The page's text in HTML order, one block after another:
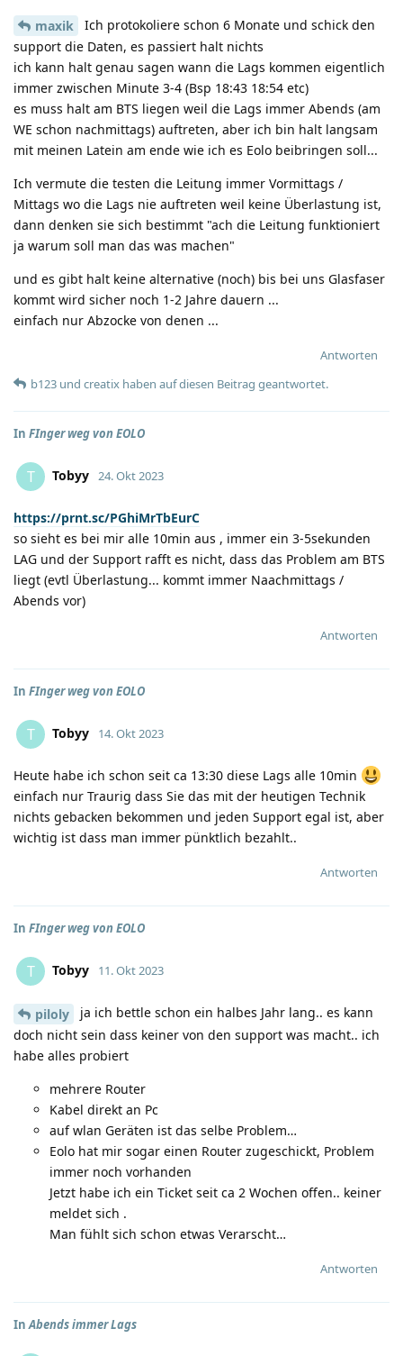
maxik
Ich protokoliere schon 6 Monate und schick den
support die Daten, es passiert halt nichts
ich kann halt genau sagen wann die Lags kommen eigentlich
immer zwischen Minute 3-4 (Bsp 18:43 18:54 etc)
es muss halt am BTS liegen weil die Lags immer Abends (am
WE schon nachmittags) auftreten, aber ich bin halt langsam
mit meinen Latein am ende wie ich es Eolo beibringen soll...
Ich vermute die testen die Leitung immer Vormittags /
Mittags wo die Lags nie auftreten weil keine Überlastung ist,
dann denken sie sich bestimmt "ach die Leitung funktioniert
ja warum soll man das was machen"
und es gibt halt keine alternative (noch) bis bei uns Glasfaser
kommt wird sicher noch 1-2 Jahre dauern ...
einfach nur Abzocke von denen ...
Antworten
b123 und creatix haben auf diesen Beitrag geantwortet.
In FInger weg von EOLO
T Tobyy 24. Okt 2023
https://prnt.sc/PGhiMrTbEurC
so sieht es bei mir alle 10min aus , immer ein 3-5sekunden
LAG und der Support rafft es nicht, dass das Problem am BTS
liegt (evtl Überlastung... kommt immer Naachmittags /
Abends vor)
Antworten
In FInger weg von EOLO
T Tobyy 14. Okt 2023
Heute habe ich schon seit ca 13:30 diese Lags alle 10min
einfach nur Traurig dass Sie das mit der heutigen Technik
nichts gebacken bekommen und jeden Support egal ist, aber
wichtig ist dass man immer pünktlich bezahlt..
Antworten
In FInger weg von EOLO
T Tobyy 11. Okt 2023
piloly
ja ich bettle schon ein halbes Jahr lang.. es kann
doch nicht sein dass keiner von den support was macht.. ich
habe alles probiert
mehrere Router
Kabel direkt an Pc
auf wlan Geräten ist das selbe Problem…
Eolo hat mir sogar einen Router zugeschickt, Problem
immer noch vorhanden
Jetzt habe ich ein Ticket seit ca 2 Wochen offen.. keiner
meldet sich .
Man fühlt sich schon etwas Verarscht…
Antworten
InAbends immer Lags